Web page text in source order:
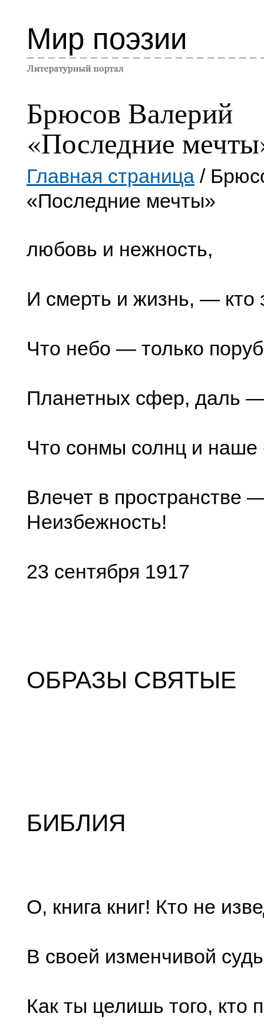
Мир поэзии
Брюсов Валерий
«Последние
Главная страница /
«Последние мечты»
любовь и нежность,
И смерть и жизнь, — кто
Что небо — только
Планетных сфер, даль
Что сонмы солнц и наше
Влечет в пространстве
Неизбежность!
23 сентября 1917
ОБРАЗЫ СВЯТЫЕ
БИБЛИЯ
О, книга книг! Кто не
В своей изменчивой
Как ты целишь того, кто